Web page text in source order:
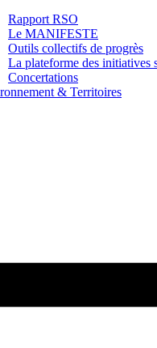
Rapport RSO
Le MANIFESTE
Outils collectifs de progrès
La plateforme des initiatives
Concertations
& Territoires